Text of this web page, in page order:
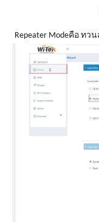
Repeater Modeคือ ท